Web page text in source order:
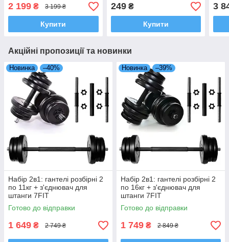
2 199 ₴ 3 199 ₴
Купити
249₴
Купити
3
Акційні пропозиції та новинки
Новинка –40%
Набір 2в1: гантелі розбірні 2
по 11кг + з'єднювач для
штанги 7FIT
Готово до відправки
1 649 ₴ 2 749 ₴
Новинка –39%
Набір 2в1: гантелі розбірні 2
по 16кг + з'єднювач для
штанги 7FIT
Готово до відправки
1 749 ₴ 2 849 ₴